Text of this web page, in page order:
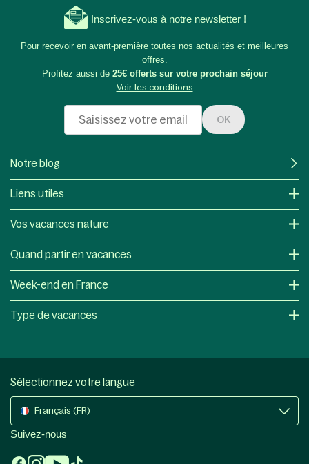
Inscrivez-vous à notre newsletter !
Pour recevoir en avant-première toutes nos actualités et meilleures
offres.
Profitez aussi de 25€ offerts sur votre prochain séjour
Voir les conditions
OK
Notre blog
Liens utiles
Vos vacances nature
Quand partir en vacances
Week-end en France
Type de vacances
Sélectionnez votre langue
Français (FR)
Suivez-nous